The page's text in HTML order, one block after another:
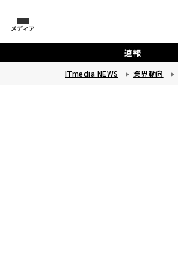
メディア
速報
ITmedia NEWS 業界動向